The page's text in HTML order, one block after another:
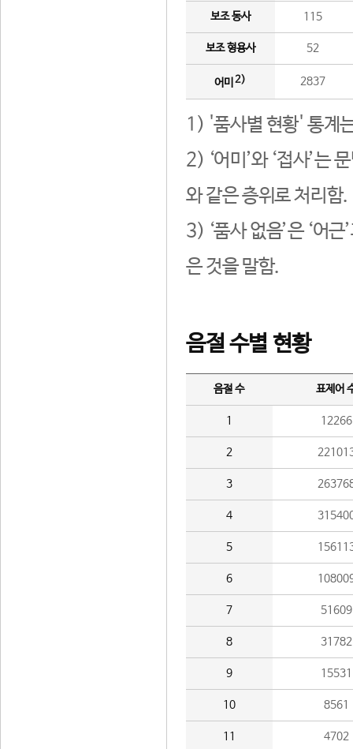
보조 동사 115
보조 형용사 52
어미 2) 2837
1) '품사별 현황' 통계
2) ‘어미’와 ‘접사’는
와 같은 층위로 처리함.
3) ‘품사 없음’은 ‘어
은 것을 말함.
음절 수별 현황
음절 수 표제어
1 12266
2
3
4
5
6
7 51609
8 31782
9 15531
10 8561
11 4702